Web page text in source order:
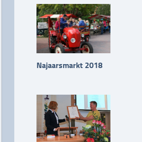
Najaarsmarkt 2018